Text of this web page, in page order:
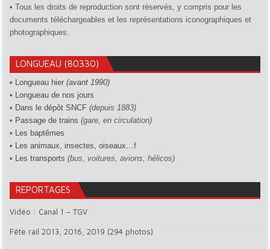
• Tous les droits de reproduction sont réservés, y compris pour les
documents téléchargeables et les représentations iconographiques et
photographiques.
LONGUEAU (80330)
• Longueau hier (avant 1990)
• Longueau de nos jours
• Dans le dépôt SNCF (depuis 1883)
• Passage de trains (gare, en circulation)
• Les baptêmes
• Les animaux, insectes, oiseaux…f
• Les transports (bus, voitures, avions, hélicos)
REPORTAGES
Vidéo : Canal 1 – TGV
Fête rail 2013, 2016, 2019 (294 photos)